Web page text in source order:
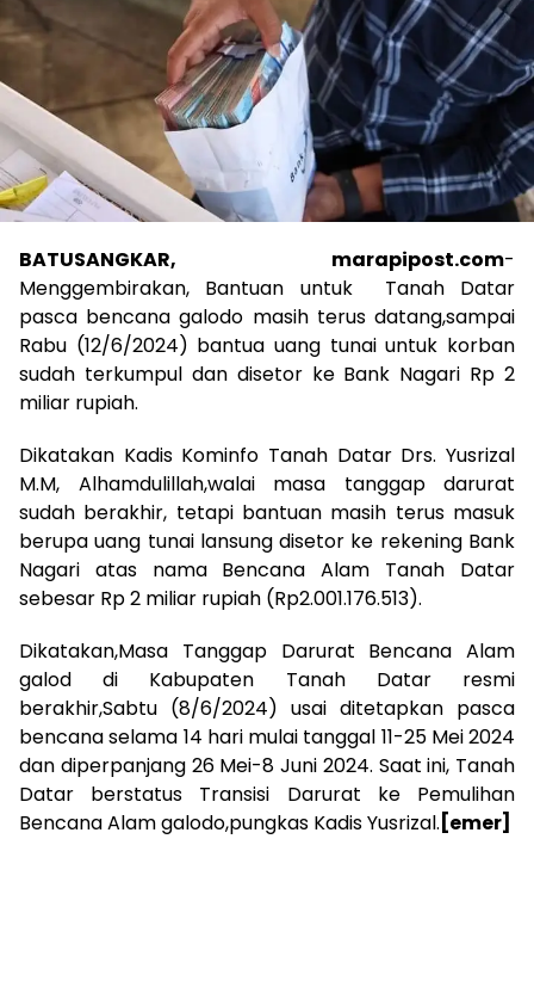
BATUSANGKAR, marapipost.com-
Menggembirakan, Bantuan untuk Tanah Datar
pasca bencana galodo masih terus datang,sampai
Rabu (12/6/2024) bantua uang tunai untuk korban
sudah terkumpul dan disetor ke Bank Nagari Rp 2
miliar rupiah.
Dikatakan Kadis Kominfo Tanah Datar Drs. Yusrizal
M.M, Alhamdulillah,walai masa tanggap darurat
sudah berakhir, tetapi bantuan masih terus masuk
berupa uang tunai lansung disetor ke rekening Bank
Nagari atas nama Bencana Alam Tanah Datar
sebesar Rp 2 miliar rupiah (Rp2.001.176.513).
Dikatakan,Masa Tanggap Darurat Bencana Alam
galod di Kabupaten Tanah Datar resmi
berakhir,Sabtu (8/6/2024) usai ditetapkan pasca
bencana selama 14 hari mulai tanggal 11-25 Mei 2024
dan diperpanjang 26 Mei-8 Juni 2024. Saat ini, Tanah
Datar berstatus Transisi Darurat ke Pemulihan
Bencana Alam galodo,pungkas Kadis Yusrizal. [emer]